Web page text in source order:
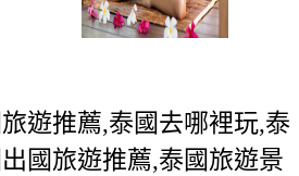
遊推薦,泰國去哪裡玩,泰
國旅遊推薦,泰國旅遊景